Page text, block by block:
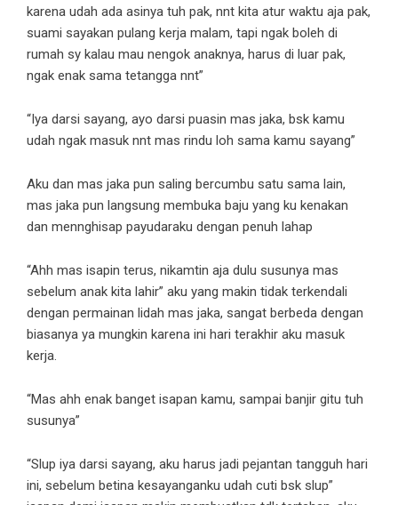
karena udah ada asinya tuh pak, nnt kita atur waktu aja pak,
suami sayakan pulang kerja malam, tapi ngak boleh di
rumah sy kalau mau nengok anaknya, harus di luar pak,
ngak enak sama tetangga nnt”
“Iya darsi sayang, ayo darsi puasin mas jaka, bsk kamu
udah ngak masuk nnt mas rindu loh sama kamu sayang”
Aku dan mas jaka pun saling bercumbu satu sama lain,
mas jaka pun langsung membuka baju yang ku kenakan
dan mennghisap payudaraku dengan penuh lahap
“Ahh mas isapin terus, nikamtin aja dulu susunya mas
sebelum anak kita lahir” aku yang makin tidak terkendali
dengan permainan lidah mas jaka, sangat berbeda dengan
biasanya ya mungkin karena ini hari terakhir aku masuk
kerja.
“Mas ahh enak banget isapan kamu, sampai banjir gitu tuh
susunya”
“Slup iya darsi sayang, aku harus jadi pejantan tangguh hari
ini, sebelum betina kesayanganku udah cuti bsk slup”